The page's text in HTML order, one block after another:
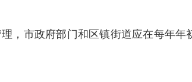
，市政府部门和区镇街道应在每年